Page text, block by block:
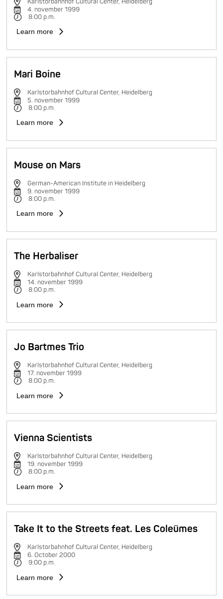
4. november 1999
8:00 p.m.
Learn more
Mari Boine
Karlstorbahnhof Cultural Center, Heidelberg
5. november 1999
8:00 p.m.
Learn more
Mouse on Mars
German-American Institute in Heidelberg
9. november 1999
8:00 p.m.
Learn more
The Herbaliser
Karlstorbahnhof Cultural Center, Heidelberg
14. november 1999
8:00 p.m.
Learn more
Jo Bartmes Trio
Karlstorbahnhof Cultural Center, Heidelberg
17. november 1999
8:00 p.m.
Learn more
Vienna Scientists
Karlstorbahnhof Cultural Center, Heidelberg
19. november 1999
8:00 p.m.
Learn more
Take It to the Streets feat. Les Coleümes
Karlstorbahnhof Cultural Center, Heidelberg
6. October 2000
9:00 p.m.
Learn more